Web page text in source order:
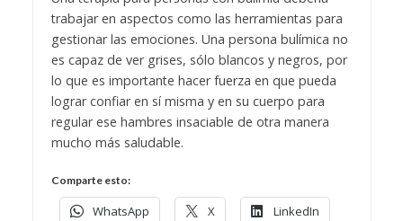
trabajar en aspectos como las herramientas para
gestionar las emociones. Una persona bulímica no
es capaz de ver grises, sólo blancos y negros, por
lo que es importante hacer fuerza en que pueda
lograr confiar en sí misma y en su cuerpo para
regular ese hambres insaciable de otra manera
mucho más saludable.
Comparte esto:
WhatsApp X LinkedIn